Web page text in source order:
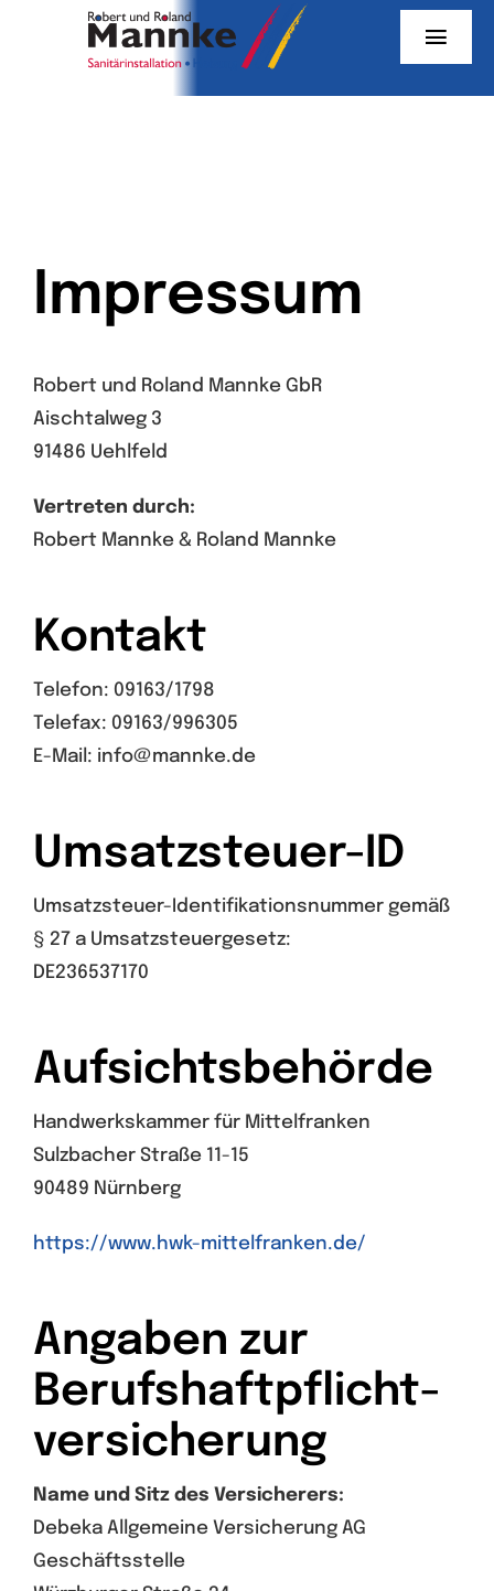
Impressum
Robert und Roland Mannke GbR
Aischtalweg 3
91486 Uehlfeld
Vertreten durch:
Robert Mannke & Roland Mannke
Kontakt
Telefon: 09163/1798
Telefax: 09163/996305
E-Mail: info@mannke.de
Umsatzsteuer-ID
Umsatzsteuer-Identifikationsnummer gemäß
§ 27 a Umsatzsteuergesetz:
DE236537170
Aufsichtsbehörde
Handwerkskammer für Mittelfranken
Sulzbacher Straße 11-15
90489 Nürnberg
https://www.hwk-mittelfranken.de/
Angaben zur
Berufs­haftpflicht­
versicherung
Name und Sitz des Versicherers:
Debeka Allgemeine Versicherung AG
Geschäftsstelle